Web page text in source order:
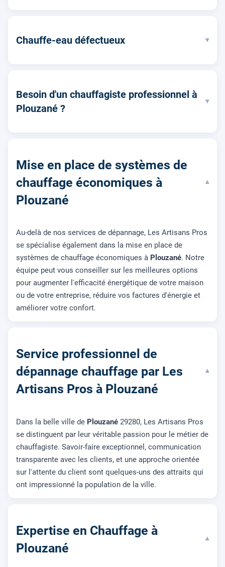
Chauffe-eau défectueux ▾
Besoin d'un chauffagiste professionnel à
Plouzané ?
▾
Mise en place de systèmes de
chauffage économiques à
Plouzané
▾
Au-delà de nos services de dépannage, Les Artisans Pros
se spécialise également dans la mise en place de
systèmes de chauffage économiques à Plouzané. Notre
équipe peut vous conseiller sur les meilleures options
pour augmenter l'efficacité énergétique de votre maison
ou de votre entreprise, réduire vos factures d'énergie et
améliorer votre confort.
Service professionnel de
dépannage chauffage par Les
Artisans Pros à Plouzané
▾
Dans la belle ville de Plouzané 29280, Les Artisans Pros
se distinguent par leur véritable passion pour le métier de
chauffagiste. Savoir-faire exceptionnel, communication
transparente avec les clients, et une approche orientée
sur l'attente du client sont quelques-uns des attraits qui
ont impressionné la population de la ville.
Expertise en Chauffage à
Plouzané
▾